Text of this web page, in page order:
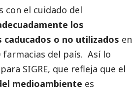
con el cuidado del
los
o no utilizados en
farmacias del país. Así lo
SIGRE, que refleja que el
medioambiente es